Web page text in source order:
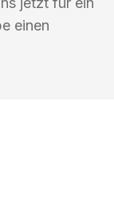
einen